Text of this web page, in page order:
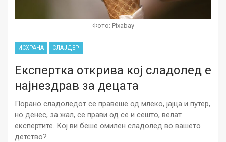
Фото: Pixabay
ИСХРАНА СЛАЈДЕР
Експертка открива кој сладолед е
најнездрав за децата
Порано сладоледот се правеше од млеко, јајца и путер,
но денес, за жал, се прави од се и сешто, велат
експертите. Кој ви беше омилен сладолед во вашето
детство?